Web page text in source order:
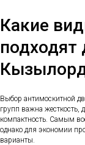
Какие
подходят
Выбор антимоскитной
групп важна жесткость,
компактность. Самым
однако для экономии
варианты.